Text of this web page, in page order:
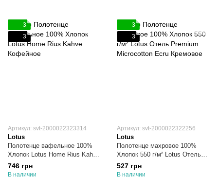
3
3
Артикул: svt-2000022323314
Lotus
Полотенце вафельное 100%
Хлопок Lotus Home Rius Kahve
Кофейное 50х100
746 грн
В наличии
3
3
Артикул: svt-2000022322256
Lotus
Полотенце махровое 100%
Хлопок 550 г/м² Lotus Отель
Premium Microcotton Ecru
Кремовое 50х90
527 грн
В наличии